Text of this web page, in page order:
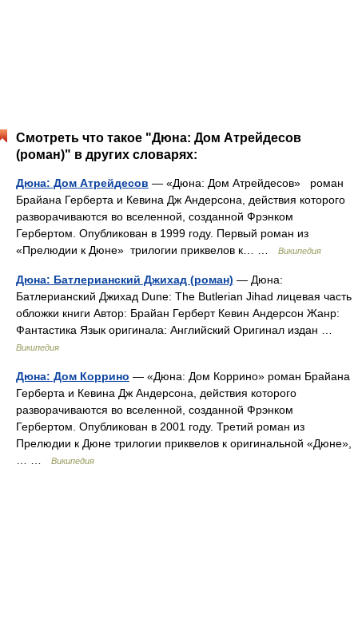
Смотреть что такое "Дюна: Дом Атрейдесов
(роман)" в других словарях:
Дюна: Дом Атрейдесов — «Дюна: Дом Атрейдесов» роман
Брайана Герберта и Кевина Дж Андерсона, действия которого
разворачиваются во вселенной, созданной Фрэнком
Гербертом. Опубликован в 1999 году. Первый роман из
«Прелюдии к Дюне» трилогии приквелов к… …
Википедия
Дюна: Батлерианский Джихад (роман) — Дюна:
Батлерианский Джихад Dune: The Butlerian Jihad лицевая часть
обложки книги Автор: Брайан Герберт Кевин Андерсон Жанр:
Фантастика Язык оригинала: Английский Оригинал издан …
Википедия
Дюна: Дом Коррино — «Дюна: Дом Коррино» роман Брайана
Герберта и Кевина Дж Андерсона, действия которого
разворачиваются во вселенной, созданной Фрэнком
Гербертом. Опубликован в 2001 году. Третий роман из
Прелюдии к Дюне трилогии приквелов к оригинальной «Дюне»,
Википедия